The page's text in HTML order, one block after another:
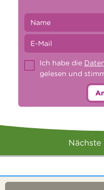
Ich habe die
gelesen und
Nächste